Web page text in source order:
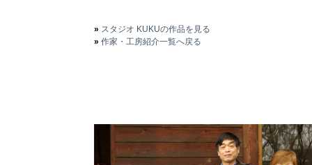
» スタジオ KUKUの作品を見る
» 作家・工房紹介一覧へ戻る